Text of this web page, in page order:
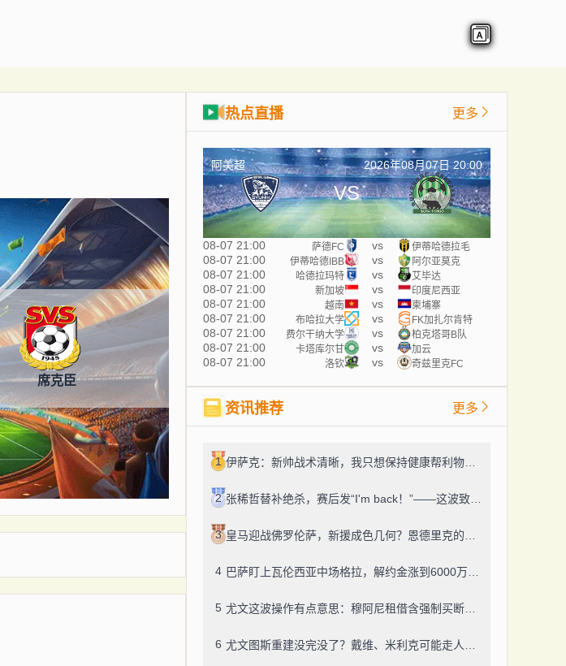
席克臣
热点直播 更多
阿美超 2026年08月07日 20:00
VS
08-07 21:00 萨德FC vs 伊蒂哈德拉毛
08-07 21:00 伊蒂哈德IBB vs 阿尔亚莫克
08-07 21:00 哈德拉玛特 vs 艾毕达
08-07 21:00 新加坡 vs 印度尼西亚
08-07 21:00 越南 vs 柬埔寨
08-07 21:00 布哈拉大学 vs FK加扎尔肯特
08-07 21:00 费尔干纳大学 vs 柏克塔哥B队
08-07 21:00 卡塔库尔甘 vs 加云
08-07 21:00 洛钦 vs 奇兹里克FC
资讯推荐 更多
1
2
3
4
5
6